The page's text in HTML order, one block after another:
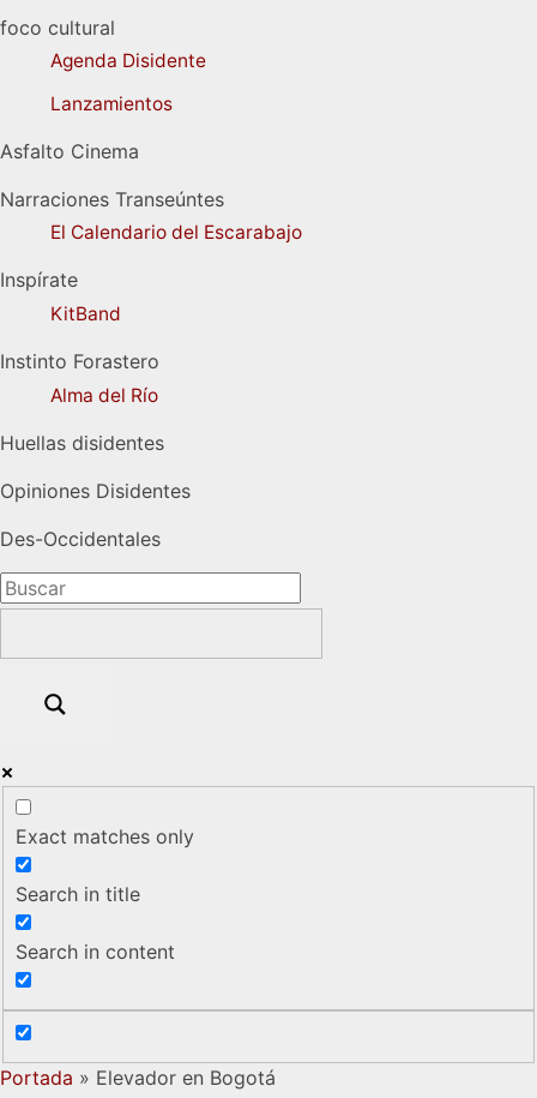
foco cultural
Agenda Disidente
Lanzamientos
Asfalto Cinema
Narraciones Transeúntes
El Calendario del Escarabajo
Inspírate
KitBand
Instinto Forastero
Alma del Río
Huellas disidentes
Opiniones Disidentes
Des-Occidentales
Exact matches only
Search in title
Search in content
Portada » Elevador en Bogotá